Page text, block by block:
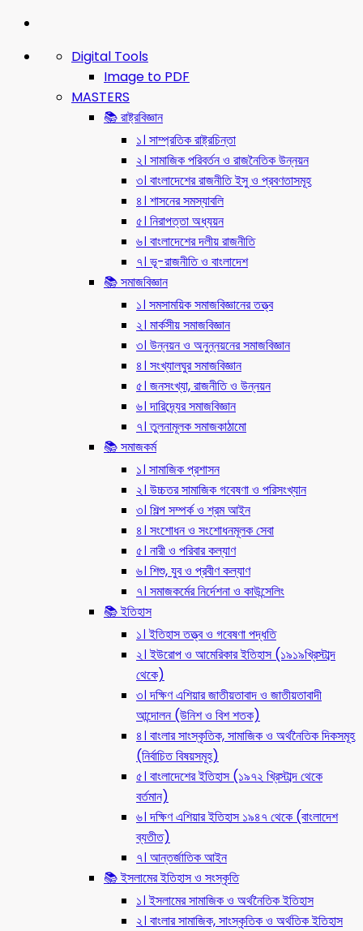
Digital Tools
Image to PDF
MASTERS
📚 রাষ্ট্রবিজ্ঞান
১। সাম্প্রতিক রাষ্ট্রচিন্তা
২। সামাজিক পরিবর্তন ও রাজনৈতিক উন্নয়ন
৩। বাংলাদেশের রাজনীতি ইসু ও প্রবণতাসমূহ
৪। শাসনের সমস্যাবলি
৫। নিরাপত্তা অধ্যয়ন
৬। বাংলাদেশের দলীয় রাজনীতি
৭। ভূ-রাজনীতি ও বাংলাদেশ
📚 সমাজবিজ্ঞান
১। সমসাময়িক সমাজবিজ্ঞানের তত্ত্ব
২। মার্কসীয় সমাজবিজ্ঞান
৩। উন্নয়ন ও অনুন্নয়নের সমাজবিজ্ঞান
৪। সংখ্যালঘুর সমাজবিজ্ঞান
৫। জনসংখ্যা, রাজনীতি ও উন্নয়ন
৬। দারিদ্র্যের সমাজবিজ্ঞান
৭। তুলনামূলক সমাজকাঠামো
📚 সমাজকর্ম
১। সামাজিক প্রশাসন
২। উচ্চতর সামাজিক গবেষণা ও পরিসংখ্যান
৩। শিল্প সম্পর্ক ও শ্রম আইন
৪। সংশোধন ও সংশোধনমূলক সেবা
৫। নারী ও পরিবার কল্যাণ
৬। শিশু, যুব ও প্রবীণ কল্যাণ
৭। সমাজকর্মের নির্দেশনা ও কাউন্সেলিং
📚 ইতিহাস
১। ইতিহাস তত্ত্ব ও গবেষণা পদ্ধতি
২। ইউরোপ ও আমেরিকার ইতিহাস (১৯১৯খ্রিস্টাব্দ
থেকে)
৩। দক্ষিণ এশিয়ার জাতীয়তাবাদ ও জাতীয়তাবাদী
আন্দোলন (উনিশ ও বিশ শতক)
৪। বাংলার সাংস্কৃতিক, সামাজিক ও অর্থনৈতিক দিকসমূহ
(নির্বাচিত বিষয়সমূহ)
৫। বাংলাদেশের ইতিহাস (১৯৭২ খ্রিস্টাব্দ থেকে
বর্তমান)
৬। দক্ষিণ এশিয়ার ইতিহাস ১৯৪৭ থেকে (বাংলাদেশ
ব্যতীত)
৭। আন্তর্জাতিক আইন
📚 ইসলামের ইতিহাস ও সংস্কৃতি
১। ইসলামের সামাজিক ও অর্থনৈতিক ইতিহাস
২। বাংলার সামাজিক, সাংস্কৃতিক ও অর্থতিক ইতিহাস